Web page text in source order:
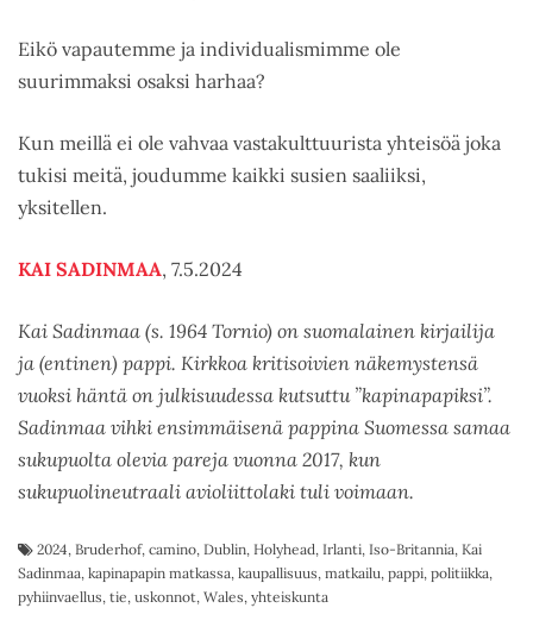
Eikö vapautemme ja individualismimme ole
suurimmaksi osaksi harhaa?
Kun meillä ei ole vahvaa vastakulttuurista yhteisöä joka
tukisi meitä, joudumme kaikki susien saaliiksi,
yksitellen.
KAI SADINMAA, 7.5.2024
Kai Sadinmaa (s. 1964 Tornio) on suomalainen kirjailija
ja (entinen) pappi. Kirkkoa kritisoivien näkemystensä
vuoksi häntä on julkisuudessa kutsuttu ”kapinapapiksi”.
Sadinmaa vihki ensimmäisenä pappina Suomessa samaa
sukupuolta olevia pareja vuonna 2017, kun
sukupuolineutraali avioliittolaki tuli voimaan.
2024, Bruderhof, camino, Dublin, Holyhead, Irlanti, Iso-Britannia, Kai
Sadinmaa, kapinapapin matkassa, kaupallisuus, matkailu, pappi, politiikka,
pyhiinvaellus, tie, uskonnot, Wales, yhteiskunta